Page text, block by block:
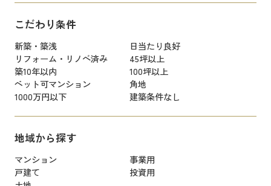
こだわり条件
新築・築浅
日当たり良好
リフォーム・リノベ済み
45坪以上
築10年以内
100坪以上
ペット可マンション
角地
1000万円以下
建築条件なし
地域から探す
マンション
事業用
戸建て
投資用